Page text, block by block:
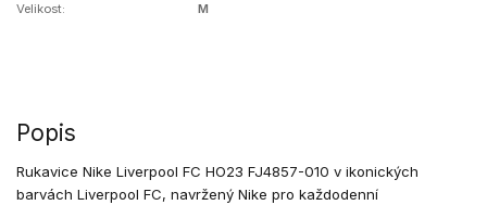
Velikost:
M
Popis
Rukavice Nike Liverpool FC HO23 FJ4857-010 v ikonických
barvách Liverpool FC, navržený Nike pro každodenní